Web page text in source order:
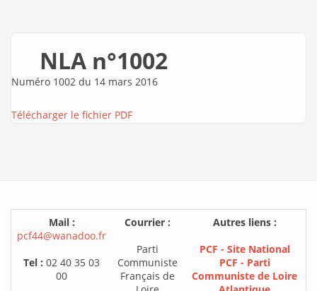
NLA n°1002
Numéro 1002 du 14 mars 2016
Télécharger le fichier PDF
Mail :
pcf44@wanadoo.fr
Tel : 02 40 35 03
00
Courrier :
Parti
Communiste
Français de
Autres liens :
PCF - Site National
PCF - Parti
Communiste de Loire